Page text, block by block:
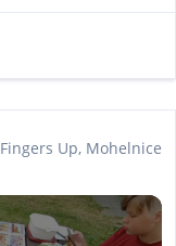
Fingers Up, Mohelnice